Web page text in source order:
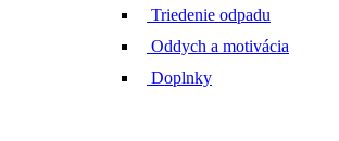
Triedenie odpadu
Oddych a motivácia
Doplnky